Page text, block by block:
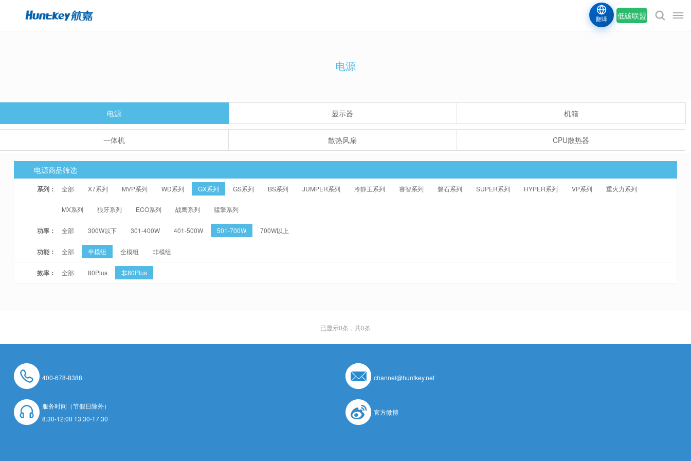
低碳联盟
翻译
电源
电源 显示器 机箱
一体机 散热风扇 CPU散热器
电源商品筛选
系列： 全部 X7系列 MVP系列 WD系列 GX系列 GS系列 BS系列 JUMPER系列 冷静王系列 睿智系列 磐石系列 SUPER系列 HYPER系列 VP系列 重火力系列
MX系列 狼牙系列 ECO系列 战鹰系列 猛擎系列
功率： 全部 300W以下 301-400W 401-500W 501-700W 700W以上
功能： 全部 半模组 全模组 非模组
效率： 全部 80Plus 非80Plus
已显示0条，共0条
400-678-8388 channel@huntkey.net
服务时间（节假日除外）
8:30-12:00 13:30-17:30
官方微博